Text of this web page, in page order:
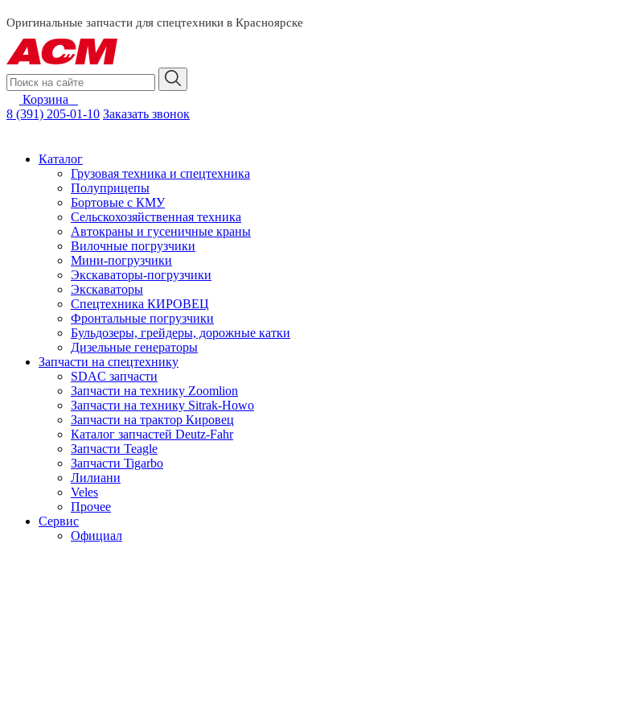
Оригинальные запчасти для спецтехники в Красноярске
Корзина
8 (391) 205-01-10 Заказать звонок
Каталог
Грузовая техника и спецтехника
Полуприцепы
Бортовые с КМУ
Сельскохозяйственная техника
Автокраны и гусеничные краны
Вилочные погрузчики
Мини-погрузчики
Экскаваторы-погрузчики
Экскаваторы
Спецтехника КИРОВЕЦ
Фронтальные погрузчики
Бульдозеры, грейдеры, дорожные катки
Дизельные генераторы
Запчасти на спецтехнику
SDAC запчасти
Запчасти на технику Zoomlion
Запчасти на технику Sitrak-Howo
Запчасти на трактор Кировец
Каталог запчастей Deutz-Fahr
Запчасти Teagle
Запчасти Tigarbo
Лилиани
Veles
Прочее
Сервис
Официал